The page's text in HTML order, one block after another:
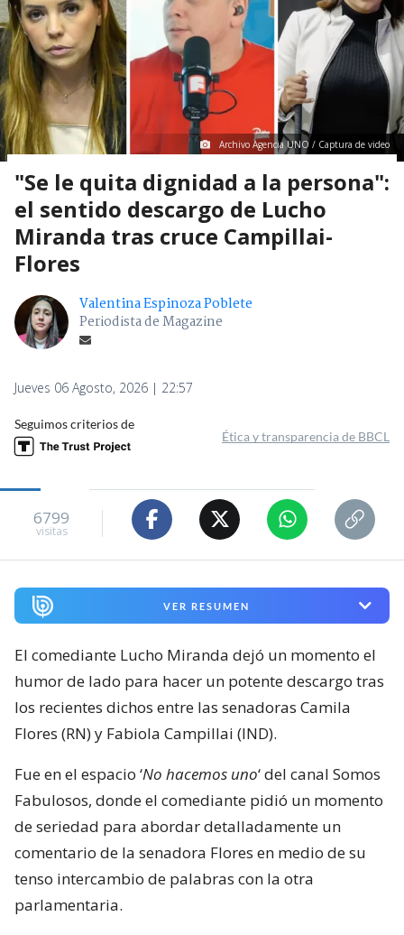
Archivo Agencia UNO / Captura de video
"Se le quita dignidad a la persona":
el sentido descargo de Lucho
Miranda tras cruce Campillai-
Flores
Valentina Espinoza Poblete
Periodista de Magazine
Jueves 06 Agosto, 2026 | 22:57
Seguimos criterios de
Ética y transparencia de BBCL
6799
visitas
VER RESUMEN
El comediante Lucho Miranda dejó un momento el
humor de lado para hacer un potente descargo tras
los recientes dichos entre las senadoras Camila
Flores (RN) y Fabiola Campillai (IND).
Fue en el espacio ‘No hacemos uno‘ del canal Somos
Fabulosos, donde el comediante pidió un momento
de seriedad para abordar detalladamente un
comentario de la senadora Flores en medio de su
tenso intercambio de palabras con la otra
parlamentaria.